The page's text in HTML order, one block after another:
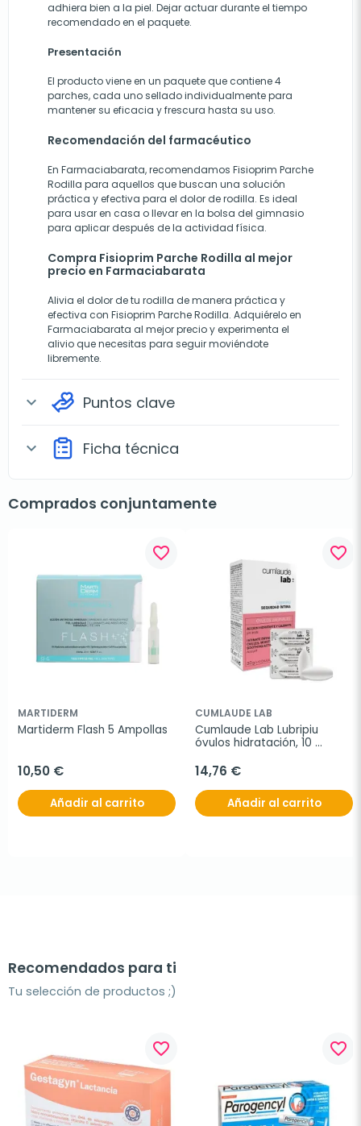
adhiera bien a la piel. Dejar actuar durante el tiempo
recomendado en el paquete.
Presentación
El producto viene en un paquete que contiene 4
parches, cada uno sellado individualmente para
mantener su eficacia y frescura hasta su uso.
Recomendación del farmacéutico
En Farmaciabarata, recomendamos Fisioprim Parche
Rodilla para aquellos que buscan una solución
práctica y efectiva para el dolor de rodilla. Es ideal
para usar en casa o llevar en la bolsa del gimnasio
para aplicar después de la actividad física.
Compra Fisioprim Parche Rodilla al mejor
precio en Farmaciabarata
Alivia el dolor de tu rodilla de manera práctica y
efectiva con Fisioprim Parche Rodilla. Adquiérelo en
Farmaciabarata al mejor precio y experimenta el
alivio que necesitas para seguir moviéndote
libremente.
expand_more Puntos clave
expand_more Ficha técnica
Comprados conjuntamente
favorite_border
MARTIDERM
Martiderm Flash 5 Ampollas
10,50 €
Añadir al carrito
favorite_border
CUMLAUDE LAB
Cumlaude Lab Lubripiu
óvulos hidratación, 10
14,76 €
Añadir al carrito
Recomendados para ti
Tu selección de productos ;)
favorite_border favorite_border